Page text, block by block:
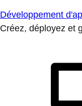
Développement
Créez, déployez et